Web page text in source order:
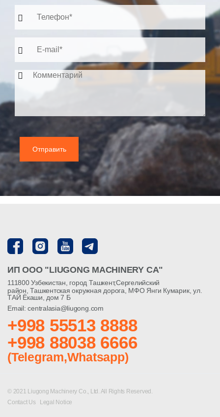
ИП ООО "LIUGONG MACHINERY CA"
111800 Узбекистан, город Ташкент,Сергелийский
район, Ташкентская окружная дорога, МФО Янги Кумарик, ул.
ТАЙ Ёкаши, дом 7 Б
Email: centralasia@liugong.com
+998 55513 8888
+998 88038 6666
(Telegram,Whatsapp)
© 2021 Liugong Machinery Co., Ltd. All Rights Reserved.
Contact Us
Legal Notice